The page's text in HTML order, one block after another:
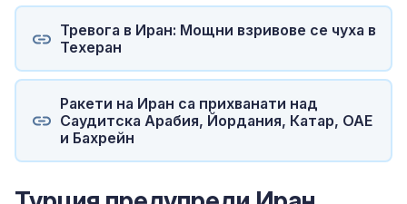
Тревога в Иран: Мощни взривове се чуха в
Техеран
Ракети на Иран са прихванати над
Саудитска Арабия, Йордания, Катар, ОАЕ
и Бахрейн